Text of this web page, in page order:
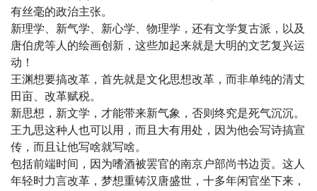
有丝毫的政治主张。
新理学、新气学、新心学、物理学，还有文学复古派，以及
唐伯虎等人的绘画创新，这些加起来就是大明的文艺复兴运
动！
王渊想要搞改革，首先就是文化思想改革，而非单纯的清丈
田亩、改革赋税。
新思想，新文学，才能带来新气象，否则终究是死气沉沉。
王九思这种人也可以用，而且大有用处，因为他会写诗搞宣
传，而且让他写啥就写啥。
包括前端时间，因为嗜酒被罢官的南京户部尚书边贡。这人
年轻时力言改革，梦想重铸汉唐盛世，十多年闲官坐下来，